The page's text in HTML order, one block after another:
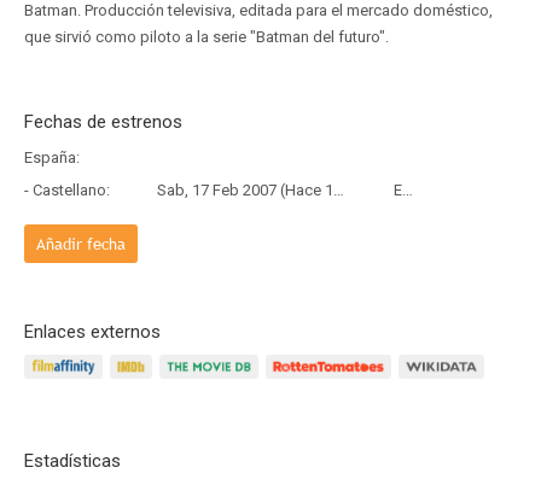
Batman. Producción televisiva, editada para el mercado doméstico,
que sirvió como piloto a la serie "Batman del futuro".
Fechas de estrenos
España:
- Castellano:
Sab, 17 Feb 2007 (Hace 19 años y 5 meses) Estreno
Añadir fecha
Enlaces externos
Estadísticas